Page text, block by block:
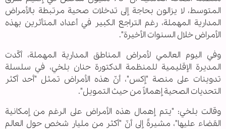
المتوسط، لا يزالون بحاجة إلى تدخلات صحية مرتبطة بالأمراض
المدارية المهملة، رغم التراجع الكبير في أعداد المتأثرين بهذه
الأمراض خلال السنوات الأخيرة".
وفي اليوم العالمي لأمراض المناطق المدارية المهملة، أكّدت
المديرة الإقليمية للمنظمة الدكتورة حنان بلخي، في سلسلة
تدوينات على منصة "إكس"، أنّ هذه الأمراض تمثل "أحد أكثر
التحديات الصحية إهمالاً من حيث التمويل".
وقالت بلخي: "يتم إهمال هذه الأمراض على الرغم من إمكانية
القضاء عليها"، مشيرةً إلى أنّ "أكثر من مليار شخص حول العالم